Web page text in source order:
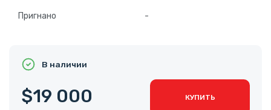
Пригнано -
В наличии
$19 000 КУПИТЬ